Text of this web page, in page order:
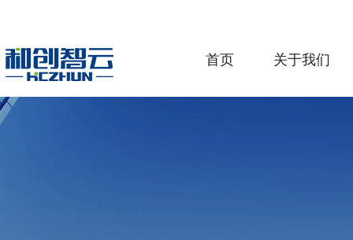
首页 关于我们